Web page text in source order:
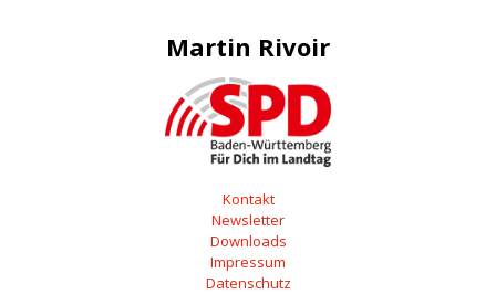
Martin Rivoir
Kontakt
Newsletter
Downloads
Impressum
Datenschutz